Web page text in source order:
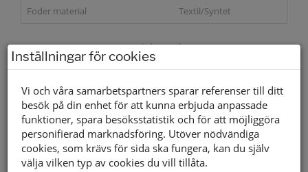
Foder material Textil/Syntet
Storleksguide
Lagerstatus per butik
Butik
Borlänge
Inställningar för cookies
Vi och våra samarbetspartners sparar referenser till ditt
besök på din enhet för att kunna erbjuda anpassade
funktioner, spara besöksstatistik och för att möjliggöra
personifierad marknadsföring. Utöver nödvändiga
cookies, som krävs för sida ska fungera, kan du själv
välja vilken typ av cookies du vill tillåta.